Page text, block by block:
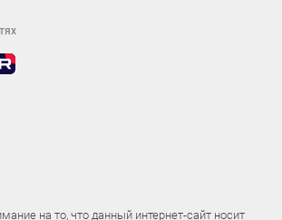
на то, что данный интернет-сайт носит